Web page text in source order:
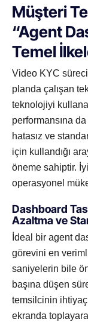
Müşteri
“Agent
Temel
Video KYC
planda çalışan
teknolojiyi
performansına da
hatasız ve
için kullandığı
öneme sahiptir.
operasyonel
Dashboard
Azaltma ve
İdeal bir agent
görevini en
saniyelerin bile
başına düşen
temsilcinin
ekranda